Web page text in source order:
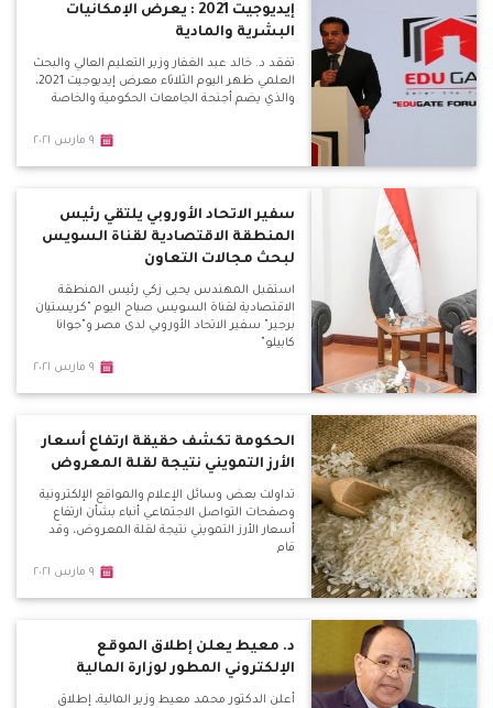
إيديوجيت 2021 : يعرض الإمكانيات
البشرية والمادية
تفقد د. خالد عبد الغفار وزير التعليم العالي والبحث
العلمي ظهر اليوم الثلاثاء معرض إيديوجيت 2021،
والذي يضم أجنحة الجامعات الحكومية والخاصة
٩ مارس ٢٠٢١
سفير الاتحاد الأوروبي يلتقي رئيس
المنطقة الاقتصادية لقناة السويس
لبحث مجالات التعاون
استقبل المهندس يحيى زكي رئيس المنطقة
الاقتصادية لقناة السويس صباح اليوم "كريستيان
برجير" سفير الاتحاد الأوروبي لدى مصر و"جوانا
كابيلو"
٩ مارس ٢٠٢١
الحكومة تكشف حقيقة ارتفاع أسعار
الأرز التمويني نتيجة لقلة المعروض
تداولت بعض وسائل الإعلام والمواقع الإلكترونية
وصفحات التواصل الاجتماعي أنباء بشأن ارتفاع
أسعار الأرز التمويني نتيجة لقلة المعروض، وقد
قام
٩ مارس ٢٠٢١
د. معيط يعلن إطلاق الموقع
الإلكتروني المطور لوزارة المالية
أعلن الدكتور محمد معيط وزير المالية، إطلاق